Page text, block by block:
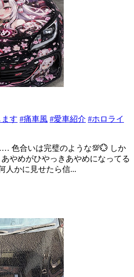
す #痛車風 #愛車紹介 #ホロライ
色合いは完璧のような💯💮 しか
やめがひやっきあやめになってる
人かに見せたら信...